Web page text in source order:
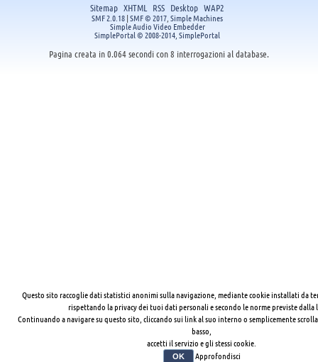
Sitemap XHTML RSS Desktop WAP2
SMF 2.0.18|SMF © 2017 Simple Machines
Simple Audio Video Embedder
SimplePortal © 2008-2014, SimplePortal
Pagina creata in 0.064 secondi con 8 interrogazioni al database.
Questo sito raccoglie dati statistici anonimi sulla navigazione, mediante cookie installati da
rispettando la privacy dei tuoi dati personali e secondo le norme previste dalla
Continuando a navigare su questo sito, cliccando sui link al suo interno o semplicemente
basso,
accetti il servizio e gli stessi cookie.
OK Approfondisci